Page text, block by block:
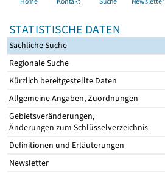
STATISTISCHE DATEN
Sachliche Suche
Regionale Suche
Kürzlich bereitgestellte Daten
Allgemeine Angaben, Zuordnungen
Gebietsveränderungen,
Änderungen zum Schlüsselverzeichnis
Definitionen und Erläuterungen
Newsletter